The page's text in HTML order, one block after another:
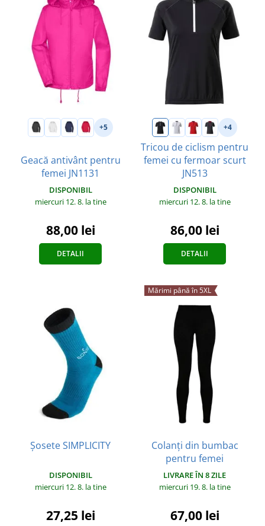
+5
Geacă antivânt pentru
femei JN1131
DISPONIBIL
miercuri 12. 8. la tine
88,00 lei
DETALII
+4
Tricou de ciclism pentru
femei cu fermoar scurt
JN513
DISPONIBIL
miercuri 12. 8. la tine
86,00 lei
DETALII
Șosete SIMPLICITY
DISPONIBIL
miercuri 12. 8. la tine
27,25 lei
Mărimi până în 5XL
Colanți din bumbac
pentru femei
LIVRARE ÎN 8 ZILE
miercuri 19. 8. la tine
67,00 lei